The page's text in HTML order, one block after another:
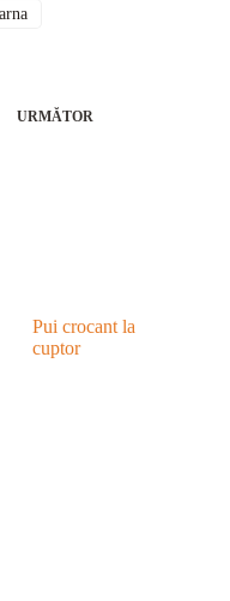
URMĂTOR
Pui crocant la
cuptor